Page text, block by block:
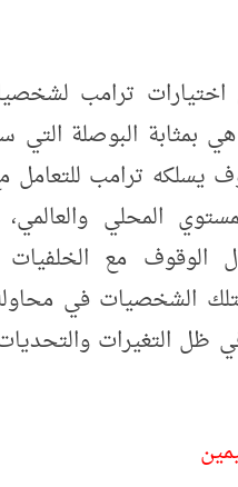
اختيارات ترامب
هي بمثابة البوصلة التي
يسلكه ترامب للتعامل
المحلي
الوقوف مع الخلفيات
لتلك الشخصيات في
ظل التغيرات والتحديات